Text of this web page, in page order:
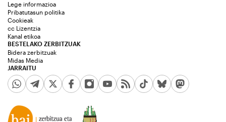
JARRAITU
Lege informazioa
Pribatutasun politika
Cookieak
cc Lizentzia
Kanal etikoa
BESTELAKO ZERBITZUAK
Bidera zerbitzuak
Midas Media